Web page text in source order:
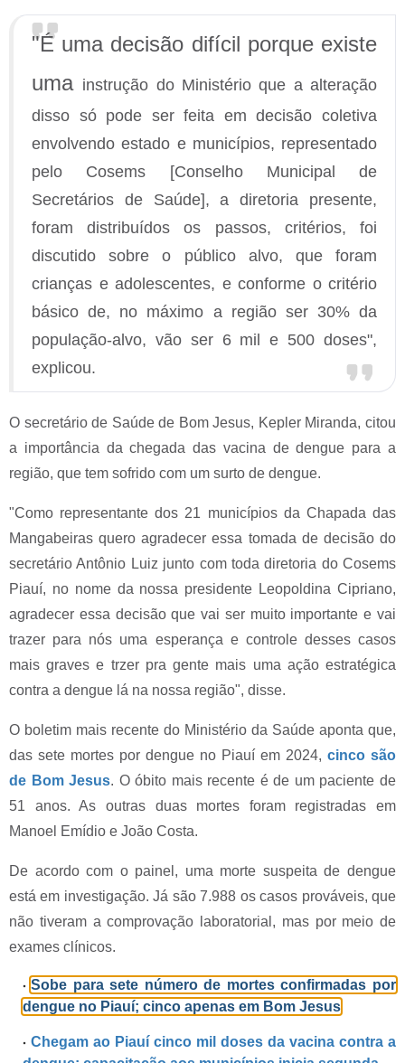
"É uma decisão difícil porque existe
uma instrução do Ministério que a alteração
disso só pode ser feita em decisão coletiva
envolvendo estado e municípios, representado
pelo Cosems [Conselho Municipal de
Secretários de Saúde], a diretoria presente,
foram distribuídos os passos, critérios, foi
discutido sobre o público alvo, que foram
crianças e adolescentes, e conforme o critério
básico de, no máximo a região ser 30% da
população-alvo, vão ser 6 mil e 500 doses",
explicou.
O secretário de Saúde de Bom Jesus, Kepler Miranda, citou
a importância da chegada das vacina de dengue para a
região, que tem sofrido com um surto de dengue.
"Como representante dos 21 municípios da Chapada das
Mangabeiras quero agradecer essa tomada de decisão do
secretário Antônio Luiz junto com toda diretoria do Cosems
Piauí, no nome da nossa presidente Leopoldina Cipriano,
agradecer essa decisão que vai ser muito importante e vai
trazer para nós uma esperança e controle desses casos
mais graves e trzer pra gente mais uma ação estratégica
contra a dengue lá na nossa região", disse.
O boletim mais recente do Ministério da Saúde aponta que,
das sete mortes por dengue no Piauí em 2024, cinco são
de Bom Jesus. O óbito mais recente é de um paciente de
51 anos. As outras duas mortes foram registradas em
Manoel Emídio e João Costa.
De acordo com o painel, uma morte suspeita de dengue
está em investigação. Já são 7.988 os casos prováveis, que
não tiveram a comprovação laboratorial, mas por meio de
exames clínicos.
Sobe para sete número de mortes confirmadas por
dengue no Piauí; cinco apenas em Bom Jesus
Chegam ao Piauí cinco mil doses da vacina contra a